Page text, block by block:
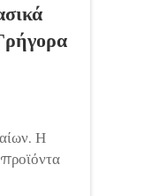
Η
στο...